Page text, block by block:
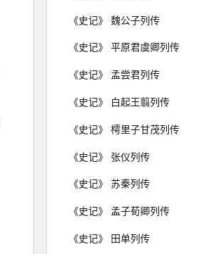
《史记》 魏公子列传
《史记》 平原君虞卿列传
《史记》 孟尝君列传
《史记》 白起王翦列传
《史记》 樗里子甘茂列传
《史记》 张仪列传
《史记》 苏秦列传
《史记》 孟子荀卿列传
《史记》 田单列传